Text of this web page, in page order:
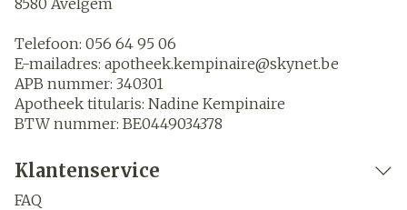
8580 Avelgem
Telefoon: 056 64 95 06
E-mailadres: apotheek.kempinaire@skynet.be
APB nummer: 340301
Apotheek titularis: Nadine Kempinaire
BTW nummer: BE0449034378
Klantenservice
FAQ